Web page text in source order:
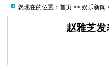
您现在的位置： 首页 >> 娱乐新闻
赵雅芝发